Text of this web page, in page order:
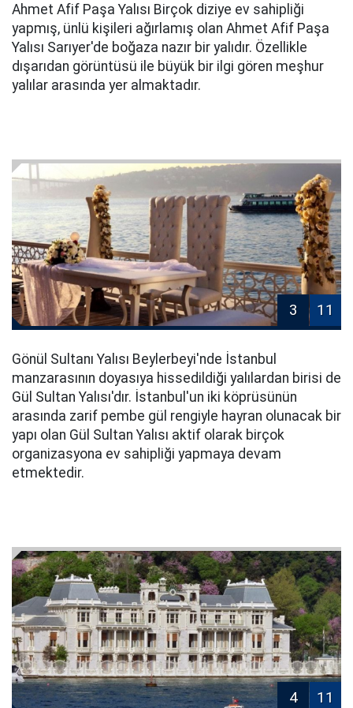
Ahmet Afif Paşa Yalısı Birçok diziye ev sahipliği
yapmış, ünlü kişileri ağırlamış olan Ahmet Afif Paşa
Yalısı Sarıyer'de boğaza nazır bir yalıdır. Özellikle
dışarıdan görüntüsü ile büyük bir ilgi gören meşhur
yalılar arasında yer almaktadır.
3 11
Gönül Sultanı Yalısı Beylerbeyi'nde İstanbul
manzarasının doyasıya hissedildiği yalılardan birisi de
Gül Sultan Yalısı'dır. İstanbul'un iki köprüsünün
arasında zarif pembe gül rengiyle hayran olunacak bir
yapı olan Gül Sultan Yalısı aktif olarak birçok
organizasyona ev sahipliği yapmaya devam
etmektedir.
4 11